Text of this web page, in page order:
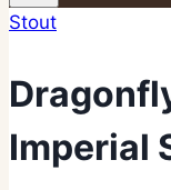
Stout
Imperial